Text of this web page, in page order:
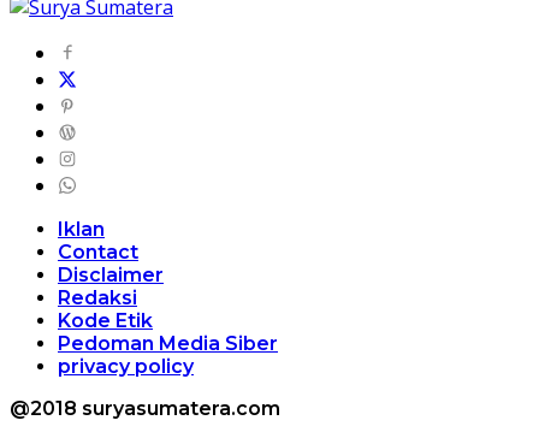
Iklan
Contact
Disclaimer
Redaksi
Kode Etik
Pedoman Media Siber
privacy policy
@2018 suryasumatera.com